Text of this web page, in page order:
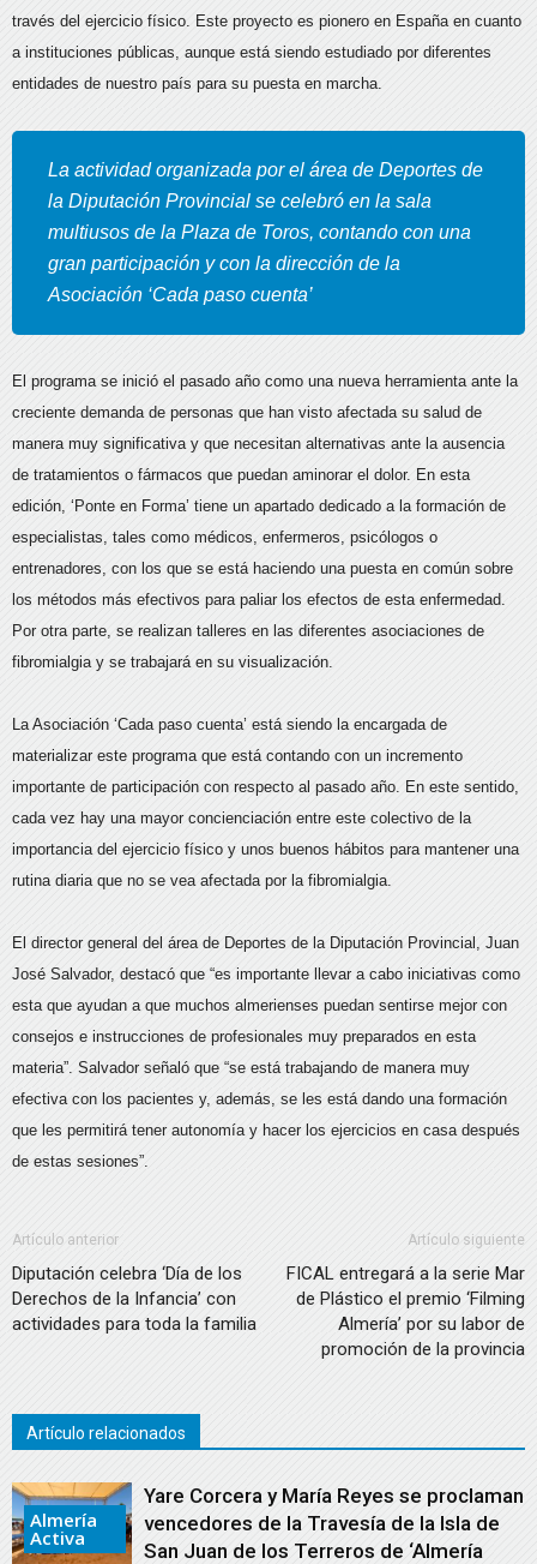
través del ejercicio físico. Este proyecto es pionero en España en cuanto
a instituciones públicas, aunque está siendo estudiado por diferentes
entidades de nuestro país para su puesta en marcha.
La actividad organizada por el área de Deportes de
la Diputación Provincial se celebró en la sala
multiusos de la Plaza de Toros, contando con una
gran participación y con la dirección de la
Asociación ‘Cada paso cuenta’
El programa se inició el pasado año como una nueva herramienta ante la
creciente demanda de personas que han visto afectada su salud de
manera muy significativa y que necesitan alternativas ante la ausencia
de tratamientos o fármacos que puedan aminorar el dolor. En esta
edición, ‘Ponte en Forma’ tiene un apartado dedicado a la formación de
especialistas, tales como médicos, enfermeros, psicólogos o
entrenadores, con los que se está haciendo una puesta en común sobre
los métodos más efectivos para paliar los efectos de esta enfermedad.
Por otra parte, se realizan talleres en las diferentes asociaciones de
fibromialgia y se trabajará en su visualización.
La Asociación ‘Cada paso cuenta’ está siendo la encargada de
materializar este programa que está contando con un incremento
importante de participación con respecto al pasado año. En este sentido,
cada vez hay una mayor concienciación entre este colectivo de la
importancia del ejercicio físico y unos buenos hábitos para mantener una
rutina diaria que no se vea afectada por la fibromialgia.
El director general del área de Deportes de la Diputación Provincial, Juan
José Salvador, destacó que “es importante llevar a cabo iniciativas como
esta que ayudan a que muchos almerienses puedan sentirse mejor con
consejos e instrucciones de profesionales muy preparados en esta
materia”. Salvador señaló que “se está trabajando de manera muy
efectiva con los pacientes y, además, se les está dando una formación
que les permitirá tener autonomía y hacer los ejercicios en casa después
de estas sesiones”.
Artículo anterior
Diputación celebra ‘Día de los
Derechos de la Infancia’ con
actividades para toda la familia
Artículo siguiente
FICAL entregará a la serie Mar
de Plástico el premio ‘Filming
Almería’ por su labor de
promoción de la provincia
Artículo relacionados
Almería
Activa
Yare Corcera y María Reyes se proclaman
vencedores de la Travesía de la Isla de
San Juan de los Terreros de ‘Almería